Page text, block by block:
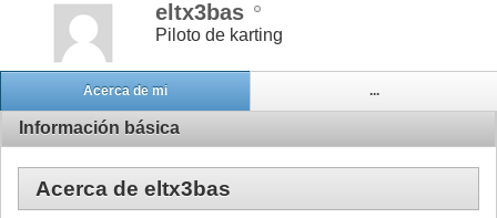
eltx3bas
Piloto de karting
Acerca de mi ...
Información básica
Acerca de eltx3bas